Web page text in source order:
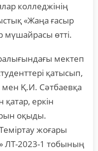
колледжінің
«Жаңа ғасыр
мүшайрасы өтті.
мектеп
қатысып,
Қ.И. Сәтбаевқа
еркін
оқыды.
жоғары
ЛТ-2023-1 тобының